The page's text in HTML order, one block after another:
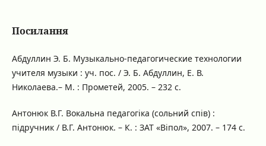
Посилання
Абдуллин Э. Б. Музыкально-педагогические технологии
учителя музыки : уч. пос. / Э. Б. Абдуллин, Е. В.
Николаева.– М. : Прометей, 2005. – 232 с.
Антонюк В.Г. Вокальна педагогіка (сольний спів) :
підручник / В.Г. Антонюк. – К. : ЗАТ «Віпол», 2007. – 174 с.